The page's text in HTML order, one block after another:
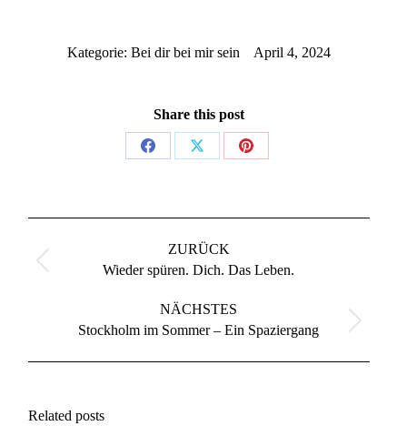
Kategorie: Bei dir bei mir sein April 4, 2024
Share this post
Share
Share
Share
ZURÜCK
Vorheriger
Wieder spüren. Dich. Das Leben.
NÄCHSTES
Nächster
Stockholm im Sommer – Ein Spaziergang
Related posts